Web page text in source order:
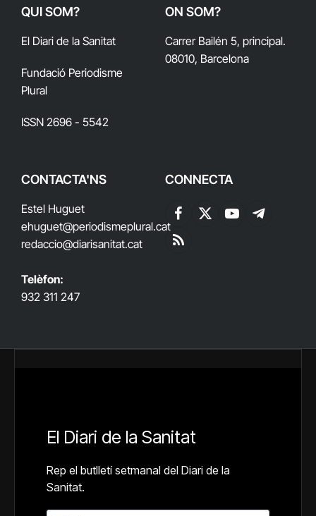
QUI SOM?
El Diari de la Sanitat
Fundació Periodisme
Plural
ISSN 2696 - 5542
ON SOM?
Carrer Bailén 5, principal.
08010, Barcelona
CONTACTA'NS
Estel Huguet
ehuguet@periodismeplural.cat
redaccio@diarisanitat.cat
Telèfon:
932 311 247
CONNECTA
Facebook
X
YouTubeTelegram
RSS